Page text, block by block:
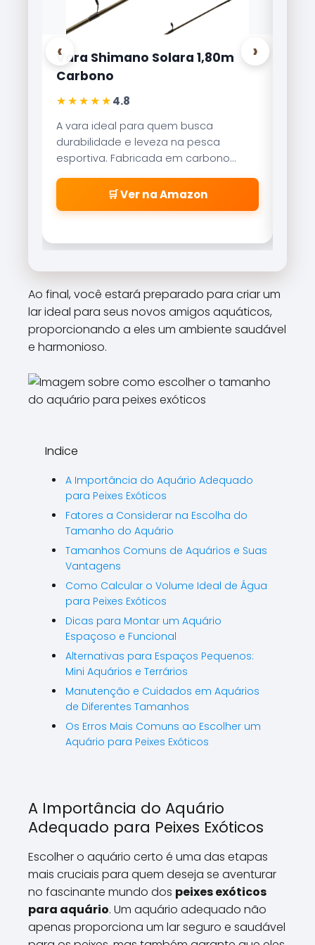
‹
Solara 1,80m
para quem busca
e leveza na pesca
em carbono
sensibilidade
Carretilha Marine
Referência no mercado
Brisa Lite combina
recolhimento com um
freio magnético que evita
\\\\\\\\".
›
Ao final, você estará preparado para criar um
lar ideal para seus novos amigos aquáticos,
proporcionando a eles um ambiente saudável
e harmonioso.
Indice
A Importância do Aquário Adequado
para Peixes Exóticos
Fatores a Considerar na Escolha do
Tamanho do Aquário
Tamanhos Comuns de Aquários e Suas
Vantagens
Como Calcular o Volume Ideal de Água
para Peixes Exóticos
Dicas para Montar um Aquário
Espaçoso e Funcional
Alternativas para Espaços Pequenos:
Mini Aquários e Terrários
Manutenção e Cuidados em Aquários
de Diferentes Tamanhos
Os Erros Mais Comuns ao Escolher um
Aquário para Peixes Exóticos
A Importância do Aquário
Adequado para Peixes Exóticos
Escolher o aquário certo é uma das etapas
mais cruciais para quem deseja se aventurar
no fascinante mundo dos peixes exóticos
para aquário. Um aquário adequado não
apenas proporciona um lar seguro e saudável